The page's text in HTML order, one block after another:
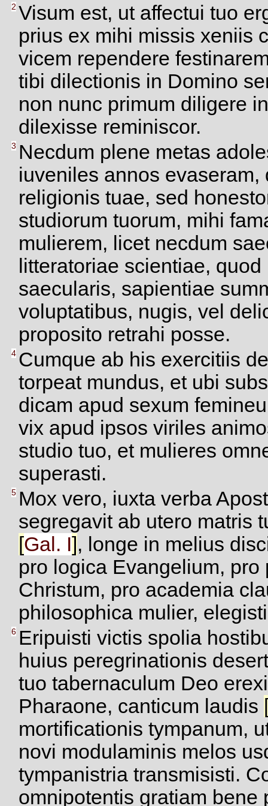
2 Visum est, ut affectui tuo
prius ex mihi missis xeniis
vicem rependere
tibi dilectionis in Domino
non nunc primum diligere
dilexisse reminiscor.
3 Necdum plene metas
iuveniles annos
religionis tuae, sed
studiorum tuorum, mihi
mulierem, licet necdum
litteratoriae scientiae,
saecularis, sapientiae
voluptatibus, nugis, vel
proposito retrahi posse.
4 Cumque ab his exercitiis
torpeat mundus, et ubi
dicam apud sexum
vix apud ipsos viriles
studio tuo, et mulieres
superasti.
5 Mox vero, iuxta verba
segregavit ab utero matris
[Gal. I], longe in melius
pro logica Evangelium,
Christum, pro academia
philosophica mulier,
6 Eripuisti victis spolia
huius peregrinationis
tuo tabernaculum Deo
Pharaone, canticum laudis
mortificationis tympanum,
novi modulaminis melos
tympanistria transmisisti.
omnipotentis gratiam bene